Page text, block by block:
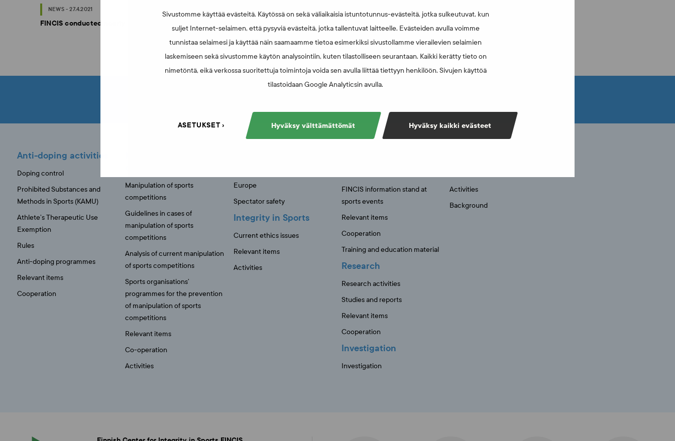
Sivustomme käyttää evästeitä. Käytössä on sekä väliaikaisia istuntotunnus-evästeitä, jotka sulkeutuvat, kun
suljet Internet-selaimen, että pysyviä evästeitä, jotka tallentuvat laitteelle. Evästeiden avulla voimme
tunnistaa selaimesi ja käyttää näin saamaamme tietoa esimerkiksi sivustollamme vierailevien selaimien
laskemiseen sekä sivustomme käytön analysointiin, kuten tilastolliseen seurantaan. Kaikki kerätty tieto on
nimetöntä, eikä verkossa suoritettuja toimintoja voida sen avulla liittää tiettyyn henkilöön. Sivujen käyttöä
tilastoidaan Google Analyticsin avulla.
Hyväksy kaikki evästeet
Hyväksy välttämättömät
ASETUKSET
NEWS - 27.4.2021
FINCIS conducted nearly 2,600 doping tests in 2020 as planned
Anti-doping activities
Doping control
Prohibited Substances and
Methods in Sports (KAMU)
Athlete’s Therapeutic Use
Exemption
Rules
Anti-doping programmes
Relevant items
Cooperation
Manipulation of sports
competitions
Guidelines in cases of
manipulation of sports
competitions
Analysis of current manipulation
of sports competitions
Sports organisations’
programmes for the prevention
of manipulation of sports
competitions
Relevant items
Co-operation
Activities
Europe
Spectator safety
Integrity in Sports
Current ethics issues
Relevant items
Activities
FINCIS information stand at
sports events
Relevant items
Cooperation
Training and education material
Research
Research activities
Studies and reports
Relevant items
Cooperation
Investigation
Investigation
Activities
Background